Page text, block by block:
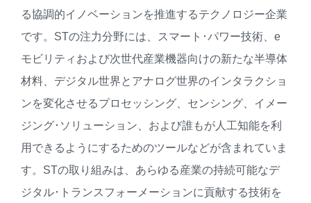
る協調的イノベーションを推進するテクノロジー企業
です。STの注力分野には、スマート･パワー技術、e
モビリティおよび次世代産業機器向けの新たな半導体
材料、デジタル世界とアナログ世界のインタラクショ
ンを変化させるプロセッシング、センシング、イメー
ジング･ソリューション、および誰もが人工知能を利
用できるようにするためのツールなどが含まれていま
す。STの取り組みは、あらゆる産業の持続可能なデ
ジタル･トランスフォーメーションに貢献する技術を